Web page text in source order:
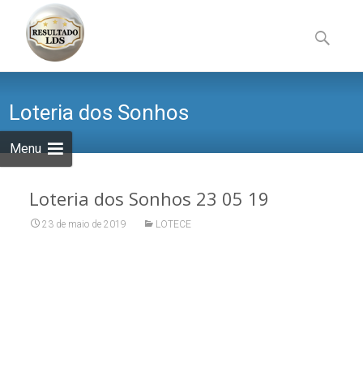
Menu
to
content
por:
Loteria dos Sonhos
Loteria dos Sonhos 23 05 19
23 de maio de 2019 LOTECE